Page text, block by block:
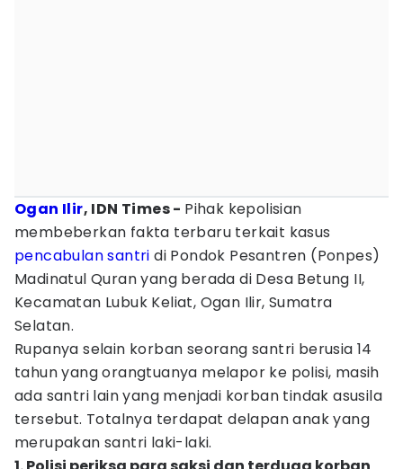
Ogan Ilir, IDN Times - Pihak kepolisian
membeberkan fakta terbaru terkait kasus
pencabulansantri di Pondok Pesantren (Ponpes)
Madinatul Quran yang berada di Desa Betung II,
Kecamatan Lubuk Keliat, Ogan Ilir, Sumatra
Selatan.
Rupanya selain korban seorang santri berusia 14
tahun yang orangtuanya melapor ke polisi, masih
ada santri lain yang menjadi korban tindak asusila
tersebut. Totalnya terdapat delapan anak yang
merupakan santri laki-laki.